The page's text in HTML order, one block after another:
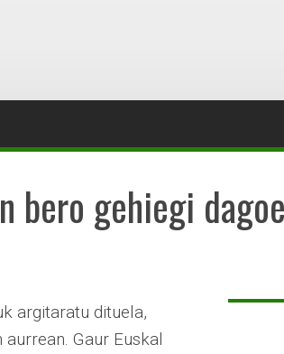
bero gehiegi
argitaratu dituela,
Gaur Euskal